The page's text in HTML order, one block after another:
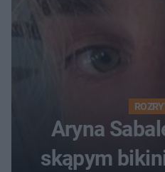
Aryna
skąpym